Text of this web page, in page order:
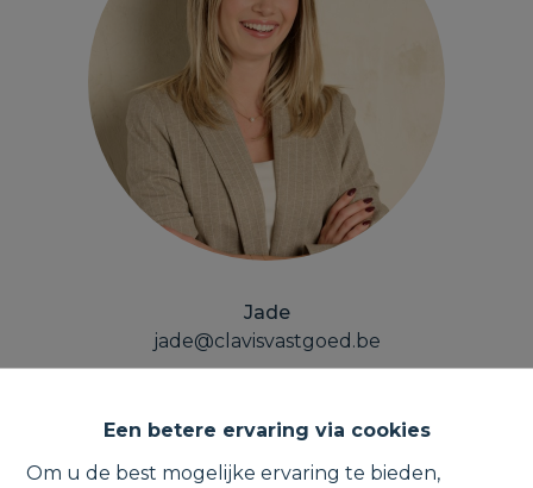
Een betere ervaring via cookies
Om u de best mogelijke ervaring te bieden,
Jade
jade@clavisvastgoed.be